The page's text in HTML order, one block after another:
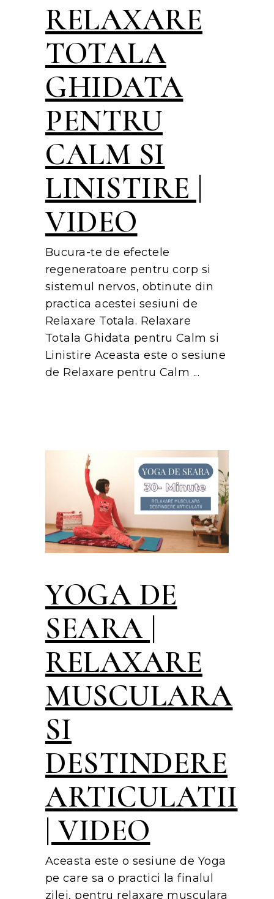
RELAXARE
TOTALA
GHIDATA
PENTRU
CALM SI
LINISTIRE |
VIDEO
Bucura-te de efectele
regeneratoare pentru corp si
sistemul nervos, obtinute din
practica acestei sesiuni de
Relaxare Totala. Relaxare
Totala Ghidata pentru Calm si
Linistire Aceasta este o sesiune
de Relaxare pentru Calm
YOGA DE
SEARA |
RELAXARE
MUSCULARA
SI
DESTINDERE
ARTICULATII
| VIDEO
Aceasta este o sesiune de Yoga
pe care sa o practici la finalul
zilei, pentru relaxare musculara